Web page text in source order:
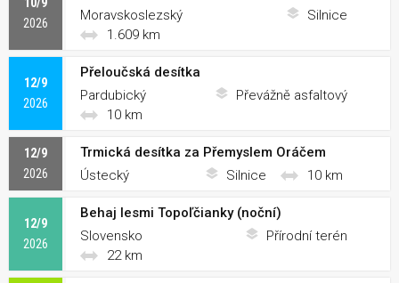
10/9
2026
Moravskoslezský
Silnice
1.609 km
12/9
2026
Pardubický
Přeloučská desítka
Převážně asfaltový
10 km
12/9
2026 Ústecký
Trmická desítka za Přemyslem Oráčem
Silnice
10 km
12/9
2026
Slovensko
Behaj lesmi Topoľčianky (noční)
Přírodní terén
22 km